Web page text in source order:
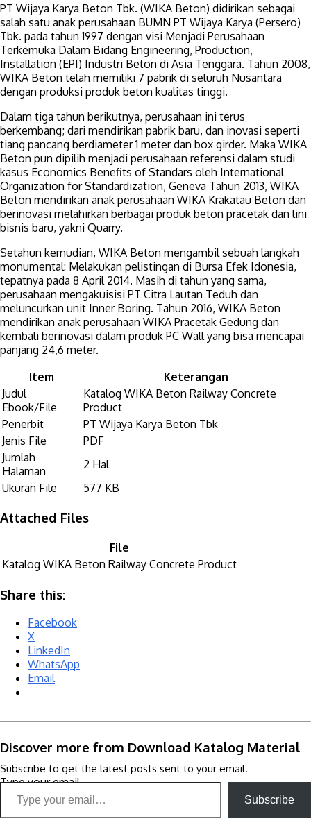
PT Wijaya Karya Beton Tbk. (WIKA Beton) didirikan sebagai
salah satu anak perusahaan BUMN PT Wijaya Karya (Persero)
Tbk. pada tahun 1997 dengan visi Menjadi Perusahaan
Terkemuka Dalam Bidang Engineering, Production,
Installation (EPI) Industri Beton di Asia Tenggara. Tahun 2008,
WIKA Beton telah memiliki 7 pabrik di seluruh Nusantara
dengan produksi produk beton kualitas tinggi.
Dalam tiga tahun berikutnya, perusahaan ini terus
berkembang; dari mendirikan pabrik baru, dan inovasi seperti
tiang pancang berdiameter 1 meter dan box girder. Maka WIKA
Beton pun dipilih menjadi perusahaan referensi dalam studi
kasus Economics Benefits of Standars oleh International
Organization for Standardization, Geneva Tahun 2013, WIKA
Beton mendirikan anak perusahaan WIKA Krakatau Beton dan
berinovasi melahirkan berbagai produk beton pracetak dan lini
bisnis baru, yakni Quarry.
Setahun kemudian, WIKA Beton mengambil sebuah langkah
monumental: Melakukan pelistingan di Bursa Efek Idonesia,
tepatnya pada 8 April 2014. Masih di tahun yang sama,
perusahaan mengakuisisi PT Citra Lautan Teduh dan
meluncurkan unit Inner Boring. Tahun 2016, WIKA Beton
mendirikan anak perusahaan WIKA Pracetak Gedung dan
kembali berinovasi dalam produk PC Wall yang bisa mencapai
panjang 24,6 meter.
Item
Keterangan
Judul
Ebook/File
Katalog WIKA Beton Railway Concrete
Product
Penerbit
PT Wijaya Karya Beton Tbk
Jenis File
PDF
Jumlah
Halaman
2 Hal
Ukuran File
577 KB
Attached Files
File
Katalog WIKA Beton Railway Concrete Product
Share this:
Facebook
X
LinkedIn
WhatsApp
Email
Discover more from Download Katalog Material
Subscribe to get the latest posts sent to your email.
Type your email…
Subscribe